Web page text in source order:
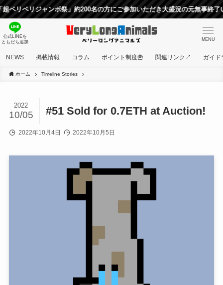
ベリジャンボ祭」約200名の方にご参加いただき大盛況の元無事終了いた
公式LINEを
ともだち追加
MENU
NEWS 掲載情報 コラム ポイント制度🍟 関連リンク↗ ガイド
ホーム Timeline Stories
#51 Sold for 0.7ETH at Auction!
2022
10/05
2022年10月4日 2022年10月5日